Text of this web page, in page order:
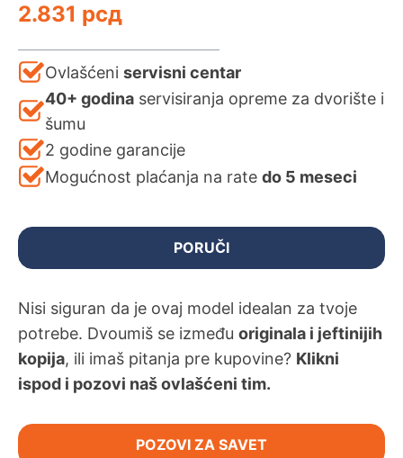
2.831 рсд
Ovlašćeni servisni centar
40+ godina servisiranja opreme za dvorište i
šumu
2 godine garancije
Mogućnost plaćanja na rate do 5 meseci
PORUČI
Nisi siguran da je ovaj model idealan za tvoje
potrebe. Dvoumiš se između originala i jeftinijih
kopija, ili imaš pitanja pre kupovine? Klikni
ispod i pozovi naš ovlašćeni tim.
POZOVI ZA SAVET